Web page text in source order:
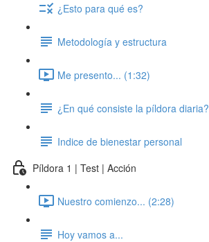
¿Esto para qué es?
Metodología y estructura
Me presento... (1:32)
¿En qué consiste la píldora diaria?
Indice de bienestar personal
Píldora 1 | Test | Acción
Nuestro comienzo... (2:28)
Hoy vamos a...